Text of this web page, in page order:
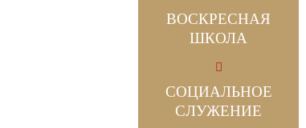
ВОСКРЕСНАЯ
ШКОЛА
СОЦИАЛЬНОЕ
СЛУЖЕНИЕ